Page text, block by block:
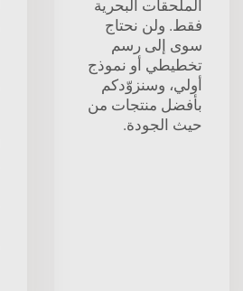
الملحقات البحرية
فقط. ولن نحتاج
سوى إلى رسم
تخطيطي أو نموذج
أولي، وسنزوّدكم
بأفضل منتجات من
حيث الجودة.